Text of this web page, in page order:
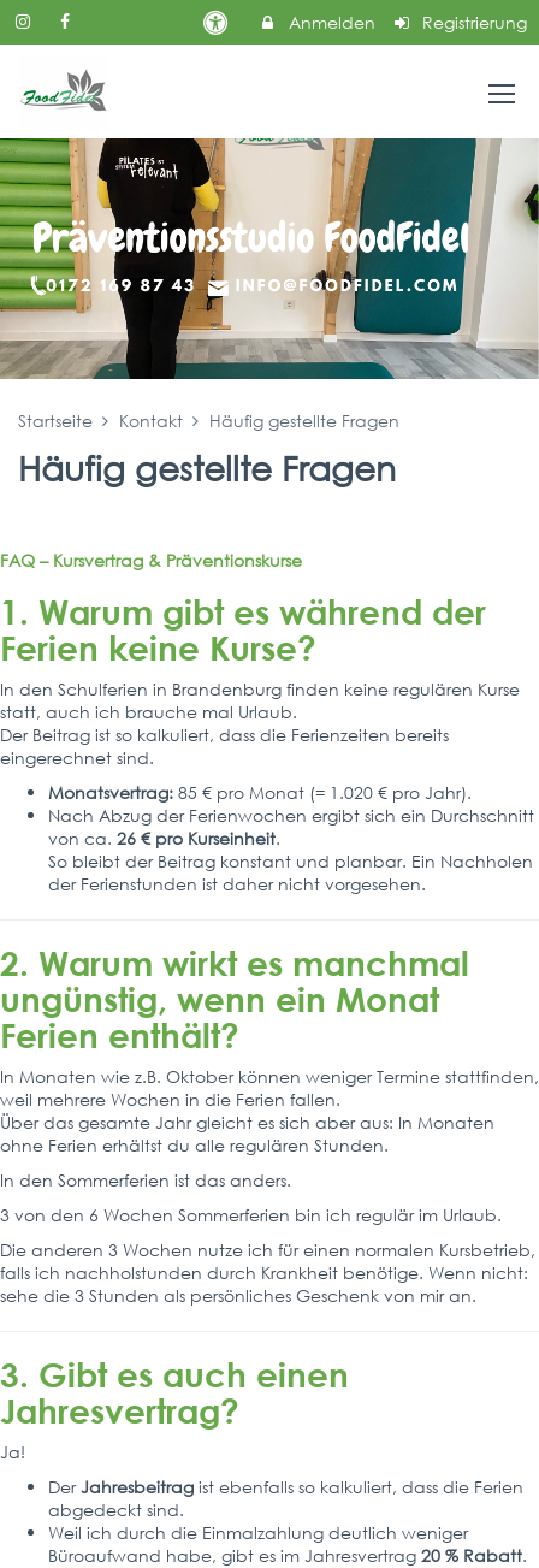
Anmelden Registrierung
Startseite Kontakt Häufig gestellte Fragen
Häufig gestellte Fragen
FAQ – Kursvertrag & Präventionskurse
1. Warum gibt es während der
Ferien keine Kurse?
In den Schulferien in Brandenburg finden keine regulären Kurse
statt, auch ich brauche mal Urlaub.
Der Beitrag ist so kalkuliert, dass die Ferienzeiten bereits
eingerechnet sind.
Monatsvertrag: 85 € pro Monat (= 1.020 € pro Jahr).
Nach Abzug der Ferienwochen ergibt sich ein Durchschnitt
von ca. 26 € pro Kurseinheit.
So bleibt der Beitrag konstant und planbar. Ein Nachholen
der Ferienstunden ist daher nicht vorgesehen.
2. Warum wirkt es manchmal
ungünstig, wenn ein Monat
Ferien enthält?
In Monaten wie z.B. Oktober können weniger Termine stattfinden,
weil mehrere Wochen in die Ferien fallen.
Über das gesamte Jahr gleicht es sich aber aus: In Monaten
ohne Ferien erhältst du alle regulären Stunden.
In den Sommerferien ist das anders.
3 von den 6 Wochen Sommerferien bin ich regulär im Urlaub.
Die anderen 3 Wochen nutze ich für einen normalen Kursbetrieb,
falls ich nachholstunden durch Krankheit benötige. Wenn nicht:
sehe die 3 Stunden als persönliches Geschenk von mir an.
3. Gibt es auch einen
Jahresvertrag?
Ja!
DerJahresbeitrag ist ebenfalls so kalkuliert, dass die Ferien
abgedeckt sind.
Weil ich durch die Einmalzahlung deutlich weniger
Büroaufwand habe, gibt es im Jahresvertrag 20 % Rabatt.